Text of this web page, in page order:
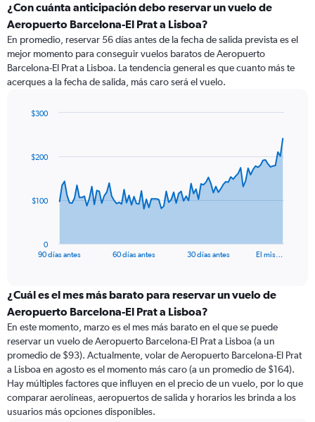
¿Con cuánta anticipación debo reservar un vuelo de
Aeropuerto Barcelona-El Prat a Lisboa?
En promedio, reservar 56 días antes de la fecha de salida prevista es el
mejor momento para conseguir vuelos baratos de Aeropuerto
Barcelona-El Prat a Lisboa. La tendencia general es que cuanto más te
acerques a la fecha de salida, más caro será el vuelo.
data
The
categories.
Range:
91
categories.
The
chart
has
1
Y
axis
90 días antes 60 días antes 30 días antes El mis…
0
$100
$200
$300
¿Cuál es el mes más barato para reservar un vuelo de
Aeropuerto Barcelona-El Prat a Lisboa?
En este momento, marzo es el mes más barato en el que se puede
reservar un vuelo de Aeropuerto Barcelona-El Prat a Lisboa (a un
promedio de $93). Actualmente, volar de Aeropuerto Barcelona-El Prat
a Lisboa en agosto es el momento más caro (a un promedio de $164).
Hay múltiples factores que influyen en el precio de un vuelo, por lo que
comparar aerolíneas, aeropuertos de salida y horarios les brinda a los
usuarios más opciones disponibles.